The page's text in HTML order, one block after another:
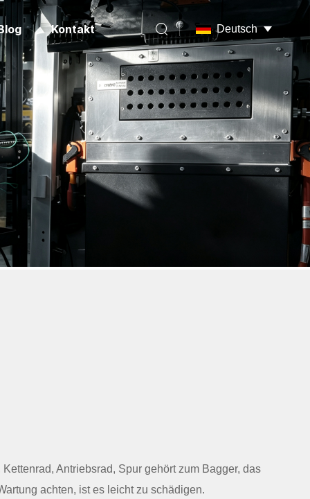
Kontakt Deutsch
Antriebsrad, Spur gehört zum Bagger, das
achten, ist es leicht zu schädigen.